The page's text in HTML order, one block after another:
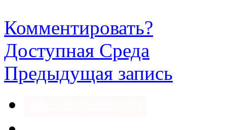
Комментировать?
Доступная Среда
Предыдущая запись